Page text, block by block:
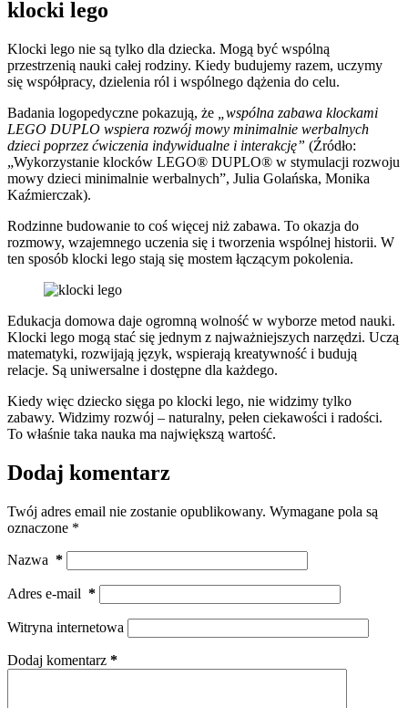
klocki lego
Klocki lego nie są tylko dla dziecka. Mogą być wspólną
przestrzenią nauki całej rodziny. Kiedy budujemy razem, uczymy
się współpracy, dzielenia ról i wspólnego dążenia do celu.
Badania logopedyczne pokazują, że
„wspólna zabawa klockami
LEGO DUPLO wspiera rozwój mowy minimalnie werbalnych
dzieci poprzez ćwiczenia indywidualne i interakcję” (Źródło:
„Wykorzystanie klocków LEGO® DUPLO® w stymulacji rozwoju
mowy dzieci minimalnie werbalnych”, Julia Golańska, Monika
Kaźmierczak).
Rodzinne budowanie to coś więcej niż zabawa. To okazja do
rozmowy, wzajemnego uczenia się i tworzenia wspólnej historii. W
ten sposób klocki lego stają się mostem łączącym pokolenia.
Edukacja domowa daje ogromną wolność w wyborze metod nauki.
Klocki lego mogą stać się jednym z najważniejszych narzędzi. Uczą
matematyki, rozwijają język, wspierają kreatywność i budują
relacje. Są uniwersalne i dostępne dla każdego.
Kiedy więc dziecko sięga po klocki lego, nie widzimy tylko
zabawy. Widzimy rozwój – naturalny, pełen ciekawości i radości.
To właśnie taka nauka ma największą wartość.
Dodaj komentarz
Twój adres email nie zostanie opublikowany. Wymagane pola są
oznaczone *
Nazwa *
Adres e-mail *
Witryna internetowa
Dodaj komentarz *